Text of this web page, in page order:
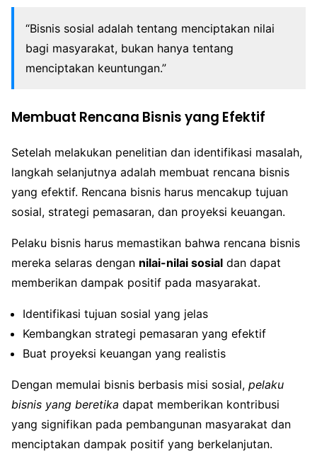
“Bisnis sosial adalah tentang menciptakan nilai
bagi masyarakat, bukan hanya tentang
menciptakan keuntungan.”
Membuat Rencana Bisnis yang Efektif
Setelah melakukan penelitian dan identifikasi masalah,
langkah selanjutnya adalah membuat rencana bisnis
yang efektif. Rencana bisnis harus mencakup tujuan
sosial, strategi pemasaran, dan proyeksi keuangan.
Pelaku bisnis harus memastikan bahwa rencana bisnis
mereka selaras dengan nilai-nilai sosial dan dapat
memberikan dampak positif pada masyarakat.
Identifikasi tujuan sosial yang jelas
Kembangkan strategi pemasaran yang efektif
Buat proyeksi keuangan yang realistis
Dengan memulai bisnis berbasis misi sosial, pelaku
bisnis yang beretika dapat memberikan kontribusi
yang signifikan pada pembangunan masyarakat dan
menciptakan dampak positif yang berkelanjutan.